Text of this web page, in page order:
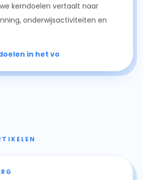
kerndoelen vertaalt naar
onderwijsactiviteiten en
in het vo